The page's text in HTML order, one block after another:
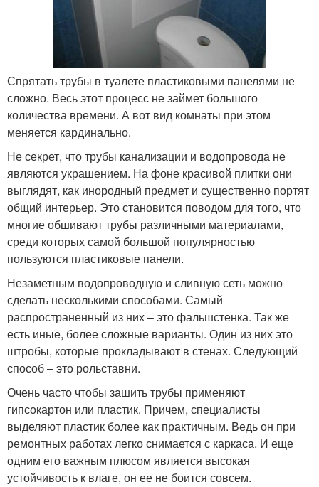
Спрятать трубы в туалете пластиковыми панелями не
сложно. Весь этот процесс не займет большого
количества времени. А вот вид комнаты при этом
меняется кардинально.
Не секрет, что трубы канализации и водопровода не
являются украшением. На фоне красивой плитки они
выглядят, как инородный предмет и существенно портят
общий интерьер. Это становится поводом для того, что
многие обшивают трубы различными материалами,
среди которых самой большой популярностью
пользуются пластиковые панели.
Незаметным водопроводную и сливную сеть можно
сделать несколькими способами. Самый
распространенный из них – это фальшстенка. Так же
есть иные, более сложные варианты. Один из них это
штробы, которые прокладывают в стенах. Следующий
способ – это рольставни.
Очень часто чтобы зашить трубы применяют
гипсокартон или пластик. Причем, специалисты
выделяют пластик более как практичным. Ведь он при
ремонтных работах легко снимается с каркаса. И еще
одним его важным плюсом является высокая
устойчивость к влаге, он ее не боится совсем.